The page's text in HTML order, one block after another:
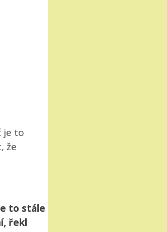
je to
že
to stále
řekl